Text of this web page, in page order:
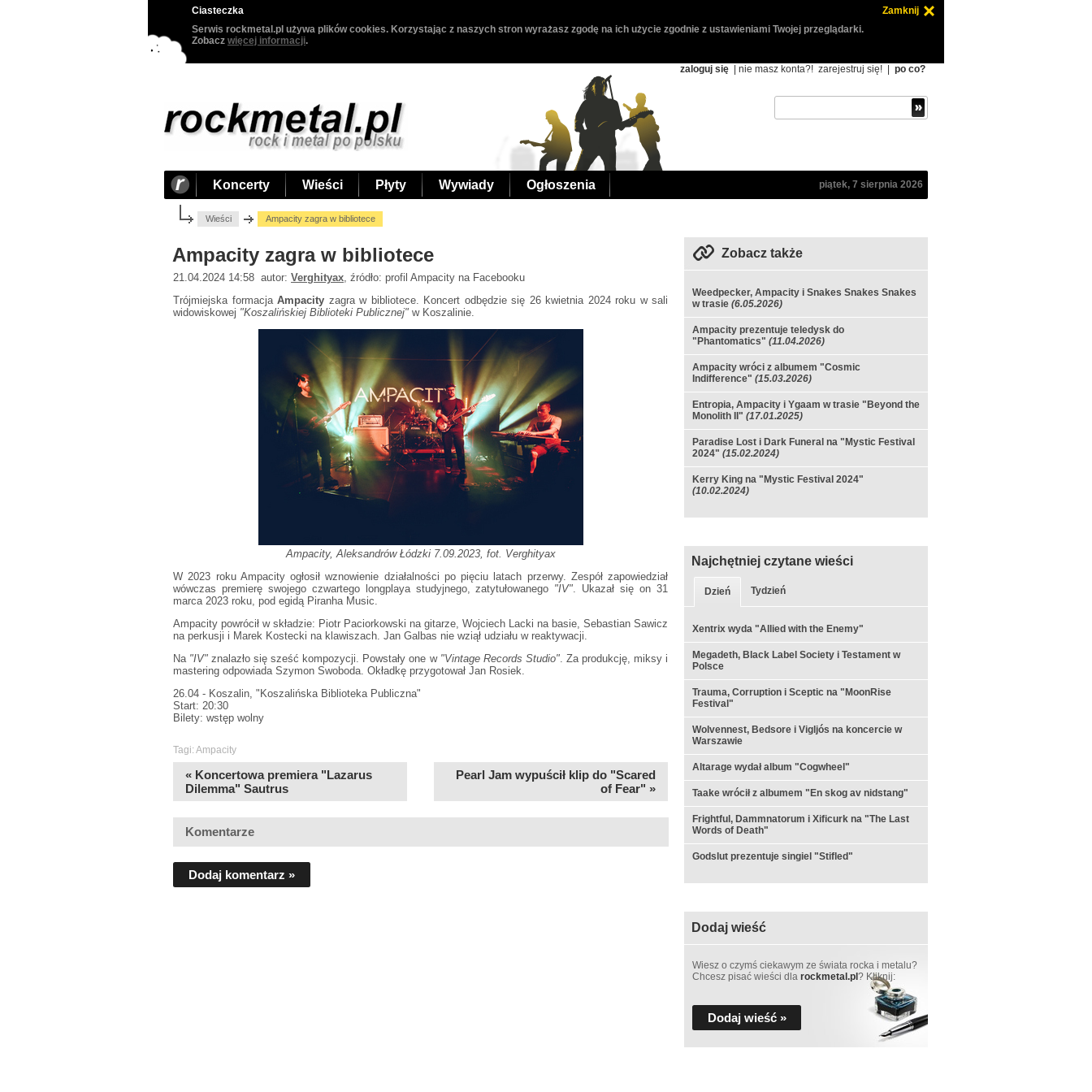
Ciasteczka
Zamknij
Serwis rockmetal.pl używa plików cookies. Korzystając z naszych stron wyrażasz zgodę na ich użycie zgodnie z ustawieniami Twojej przeglądarki.
Zobacz więcej informacji.
zaloguj się | nie masz konta?! zarejestruj się! po co?
Koncerty Wieści Płyty Wywiady Ogłoszenia piątek, 7 sierpnia 2026
Wieści Ampacity zagra w bibliotece
Ampacity zagra w bibliotece
21.04.2024 14:58 autor: Verghityax , źródło: profil Ampacity na Facebooku
Trójmiejska formacja Ampacity zagra w bibliotece. Koncert odbędzie się 26 kwietnia 2024 roku w sali
widowiskowej "Koszalińskiej Biblioteki Publicznej" w Koszalinie.
Ampacity, Aleksandrów Łódzki 7.09.2023, fot. Verghityax
W 2023 roku Ampacity ogłosił wznowienie działalności po pięciu latach przerwy. Zespół zapowiedział
wówczas premierę swojego czwartego longplaya studyjnego, zatytułowanego "IV" . Ukazał się on 31
marca 2023 roku, pod egidą Piranha Music.
Ampacity powrócił w składzie: Piotr Paciorkowski na gitarze, Wojciech Lacki na basie, Sebastian Sawicz
na perkusji i Marek Kostecki na klawiszach. Jan Galbas nie wziął udziału w reaktywacji.
Na "IV"znalazło się sześć kompozycji. Powstały one w "Vintage Records Studio". Za produkcję, miksy i
mastering odpowiada Szymon Swoboda. Okładkę przygotował Jan Rosiek.
26.04 - Koszalin, "Koszalińska Biblioteka Publiczna"
Start: 20:30
Bilety: wstęp wolny
Tagi: Ampacity
« Koncertowa premiera "Lazarus
Dilemma" Sautrus
Pearl Jam wypuścił klip do "Scared
of Fear" »
Komentarze
Dodaj komentarz »
Zobacz także
Weedpecker, Ampacity i Snakes Snakes Snakes
w trasie (6.05.2026)
Ampacity prezentuje teledysk do
"Phantomatics" (11.04.2026)
Ampacity wróci z albumem "Cosmic
Indifference" (15.03.2026)
Entropia, Ampacity i Ygaam w trasie "Beyond the
Monolith II" (17.01.2025)
Paradise Lost i Dark Funeral na "Mystic Festival
2024" (15.02.2024)
Kerry King na "Mystic Festival 2024"
(10.02.2024)
Najchętniej czytane wieści
Dzień Tydzień
Xentrix wyda "Allied with the Enemy"
Megadeth, Black Label Society i Testament w
Polsce
Trauma, Corruption i Sceptic na "MoonRise
Festival"
Wolvennest, Bedsore i Vigljós na koncercie w
Warszawie
Altarage wydał album "Cogwheel"
Taake wrócił z albumem "En skog av nidstang"
Frightful, Dammnatorum i Xificurk na "The Last
Words of Death"
Godslut prezentuje singiel "Stifled"
Dodaj wieść
Wiesz o czymś ciekawym ze świata rocka i metalu?
Chcesz pisać wieści dla rockmetal.pl ? Kliknij:
Dodaj wieść »